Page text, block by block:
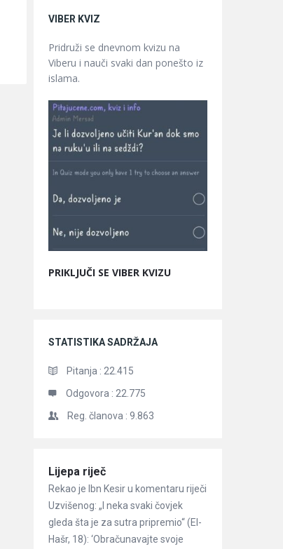
VIBER KVIZ
Pridruži se dnevnom kvizu na
Viberu i nauči svaki dan ponešto iz
islama.
PRIKLJUČI SE VIBER KVIZU
STATISTIKA SADRŽAJA
Pitanja : 22.415
Odgovora : 22.775
Reg. članova : 9.863
Članci
Lijepa riječ
Rekao je Ibn Kesir u komentaru riječi
Uzvišenog: „I neka svaki čovjek
gleda šta je za sutra pripremio“ (El-
Hašr, 18): ‘Obračunavajte svoje